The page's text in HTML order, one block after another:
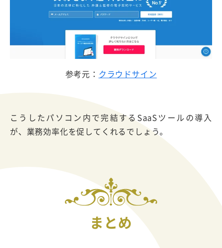
参考元： クラウドサイン
こうしたパソコン内で完結するSaaSツールの導入
が、業務効率化を促してくれるでしょう。
まとめ